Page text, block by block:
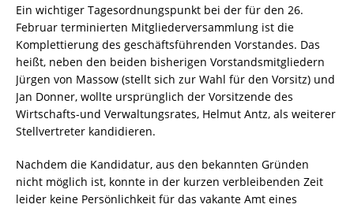
Ein wichtiger Tagesordnungspunkt bei der für den 26.
Februar terminierten Mitgliederversammlung ist die
Komplettierung des geschäftsführenden Vorstandes. Das
heißt, neben den beiden bisherigen Vorstandsmitgliedern
Jürgen von Massow (stellt sich zur Wahl für den Vorsitz) und
Jan Donner, wollte ursprünglich der Vorsitzende des
Wirtschafts-und Verwaltungsrates, Helmut Antz, als weiterer
Stellvertreter kandidieren.
Nachdem die Kandidatur, aus den bekannten Gründen
nicht möglich ist, konnte in der kurzen verbleibenden Zeit
leider keine Persönlichkeit für das vakante Amt eines